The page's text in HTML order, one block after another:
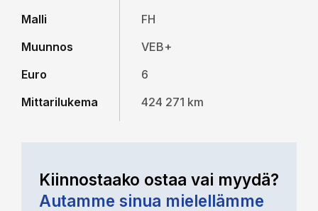
Malli
Muunnos
Euro
Mittarilukema
FH
VEB+
6
424 271 km
Kiinnostaako ostaa vai myydä?
Autamme sinua mielellämme